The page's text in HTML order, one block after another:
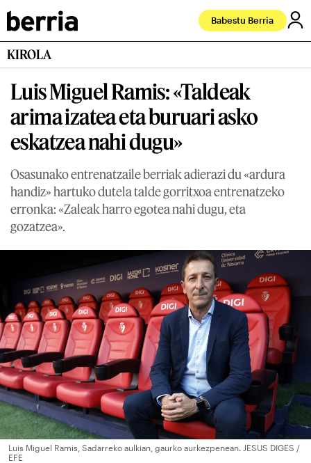
Babestu Berria
KIROLA
Luis Miguel Ramis: «Taldeak
arima izatea eta buruari asko
eskatzea nahi dugu»
Osasunako entrenatzaile berriak adierazi du «ardura
handiz» hartuko dutela talde gorritxoa entrenatzeko
erronka: «Zaleak harro egotea nahi dugu, eta
gozatzea».
Luis Miguel Ramis, Sadarreko aulkian, gaurko aurkezpenean. JESUS DIGES /
EFE